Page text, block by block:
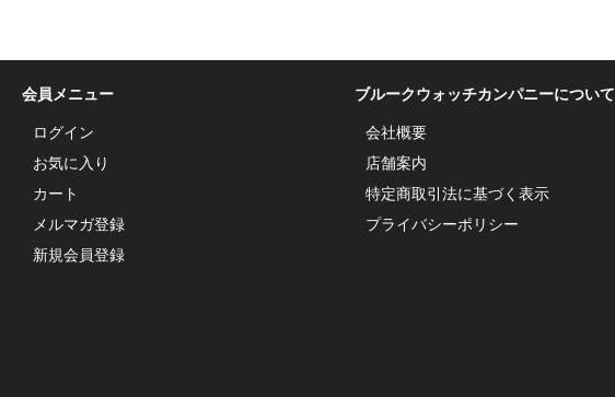
会員メニュー
ログイン
お気に入り
カート
メルマガ登録
新規会員登録
ブルークウォッチカンパニーについて
会社概要
店舗案内
特定商取引法に基づく表示
プライバシーポリシー